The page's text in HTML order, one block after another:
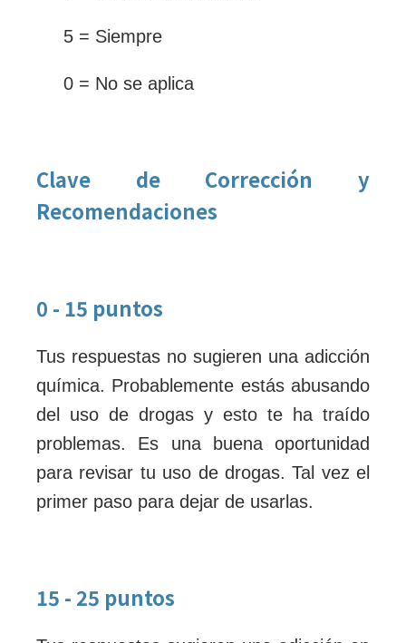
5 = Siempre
0 = No se aplica
Clave de Corrección y
Recomendaciones
0 - 15 puntos
Tus respuestas no sugieren una adicción
química. Probablemente estás abusando
del uso de drogas y esto te ha traído
problemas. Es una buena oportunidad
para revisar tu uso de drogas. Tal vez el
primer paso para dejar de usarlas.
15 - 25 puntos